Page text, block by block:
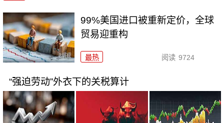
99%美国进口被重新定价，全球
贸易迎重构
最热 阅读 9724
“强迫劳动”外衣下的关税算计